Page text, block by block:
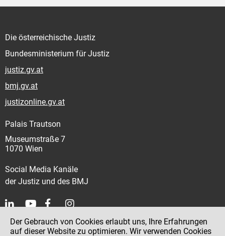
Die österreichische Justiz
Bundesministerium für Justiz
justiz.gv.at
bmj.gv.at
justizonline.gv.at
Palais Trautson
Museumstraße 7
1070 Wien
Social Media Kanäle
der Justiz und des BMJ
Kontakt
Der Gebrauch von Cookies erlaubt uns, Ihre Erfahrungen
auf dieser Website zu optimieren. Wir verwenden Cookies